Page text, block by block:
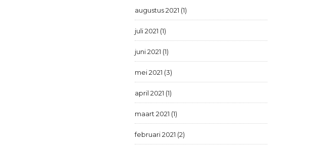
augustus 2021 (1)
juli 2021 (1)
juni 2021 (1)
mei 2021 (3)
april 2021 (1)
maart 2021 (1)
februari 2021 (2)